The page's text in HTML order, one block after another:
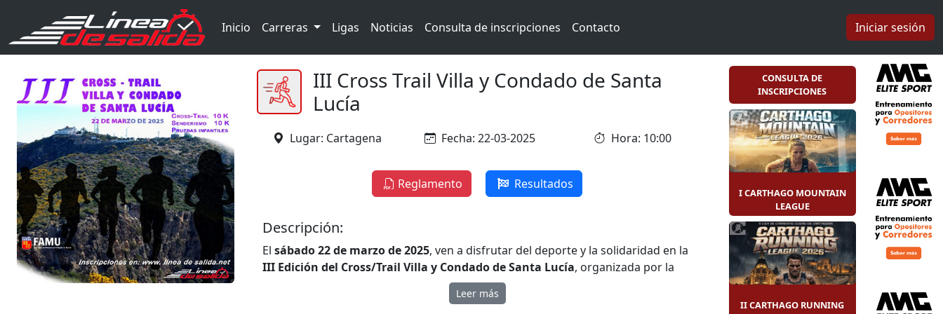
Inicio Carreras Ligas Noticias Consulta de inscripciones Contacto Iniciar sesión
III Cross Trail Villa y Condado de Santa
Lucía
Lugar: Cartagena Fecha: 22-03-2025 Hora: 10:00
Reglamento Resultados
Descripción:
Elsábado 22 de marzo de 2025, ven a disfrutar del deporte y la solidaridad en la
III Edición del Cross/Trail Villa y Condado de Santa Lucía, organizada por la
Asociación de Vecinos de Santa Lucía,Asociación Cultural El Pinacho
. Habrá distintas pruebas adaptadas a todas las edades y niveles:
Leer más
CONSULTA DE
INSCRIPCIONES
I CARTHAGO MOUNTAIN
LEAGUE
II CARTHAGO RUNNING